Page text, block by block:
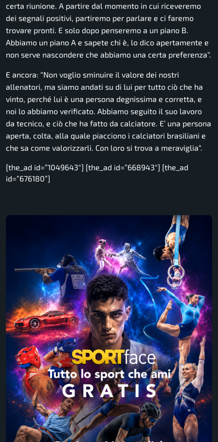
certa riunione. A partire dal momento in cui riceveremo
dei segnali positivi, partiremo per parlare e ci faremo
trovare pronti. E solo dopo penseremo a un piano B.
Abbiamo un piano A e sapete chi è, lo dico apertamente e
non serve nascondere che abbiamo una certa preferenza“.
E ancora: “Non voglio sminuire il valore dei nostri
allenatori, ma siamo andati su di lui per tutto ciò che ha
vinto, perché lui è una persona degnissima e corretta, e
noi lo abbiamo verificato. Abbiamo seguito il suo lavoro
da tecnico, e ciò che ha fatto da calciatore. E’ una persona
aperta, colta, alla quale piacciono i calciatori brasiliani e
che sa come valorizzarli. Con loro si trova a meraviglia“.
[the_ad id=”1049643″] [the_ad id=”668943″] [the_ad
id=”676180”]